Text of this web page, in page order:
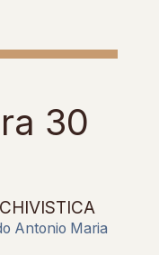
30
Antonio Maria